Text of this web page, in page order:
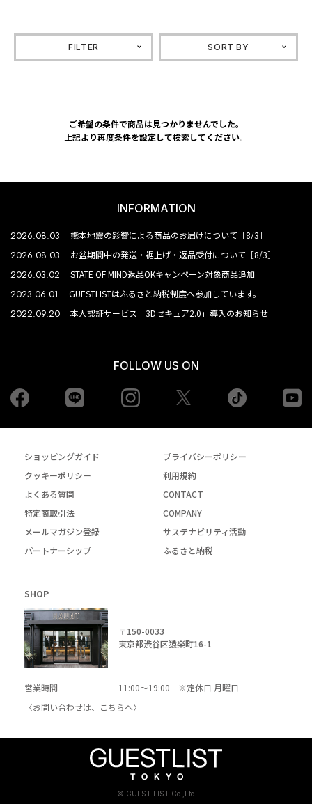
FILTER SORT BY
ご希望の条件で商品は見つかりませんでした。
上記より再度条件を設定して検索してください。
INFORMATION
2026.08.03 熊本地震の影響による商品のお届けについて［8/3］
2026.08.03 お盆期間中の発送・裾上げ・返品受付について［8/3］
2026.03.02 STATE OF MIND返品OKキャンペーン対象商品追加
2023.06.01 GUESTLISTはふるさと納税制度へ参加しています。
2022.09.20 本人認証サービス「3Dセキュア2.0」導入のお知らせ
FOLLOW US ON
Facebook Instagram tiktok
ショッピングガイド
プライバシーポリシー
クッキーポリシー
利用規約
よくある質問
CONTACT
特定商取引法
COMPANY
メールマガジン登録
サステナビリティ活動
パートナーシップ
ふるさと納税
SHOP
〒150-0033
東京都渋谷区猿楽町16-1
営業時間
11:00～19:00 ※定休日 月曜日
〈お問い合わせは、
こちらへ〉
© GUEST LIST Co.,Ltd